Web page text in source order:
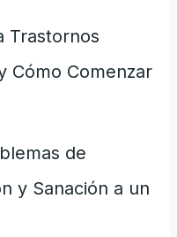
Trastornos
Cómo Comenzar
de
y Sanación a un